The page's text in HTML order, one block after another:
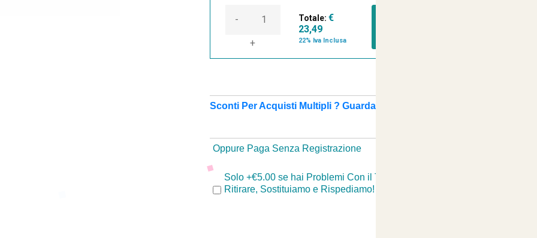
Assistenza Amichevole e Cortese Sempre a tua
Disposizione
-
+
Totale:€
23,49
22% Iva Inclusa
Sconti Per Acquisti Multipli ? Guarda Qui
Oppure Paga Senza Registrazione
Solo +€5.00 se hai Problemi Con il Tuo Ordine? Passiamo a
Ritirare, Sostituiamo e Rispediamo!